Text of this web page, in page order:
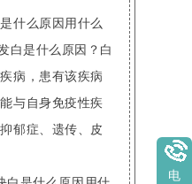
什么原因用什么
白是什么原因？白
病，患有该疾病
与自身免疫性疾
郁症、遗传、皮
电